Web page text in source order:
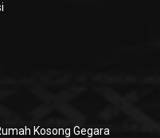
Kosong Gegara